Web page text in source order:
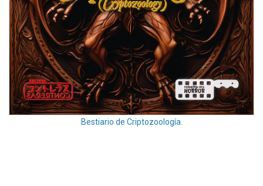
Bestiario de Criptozoología.